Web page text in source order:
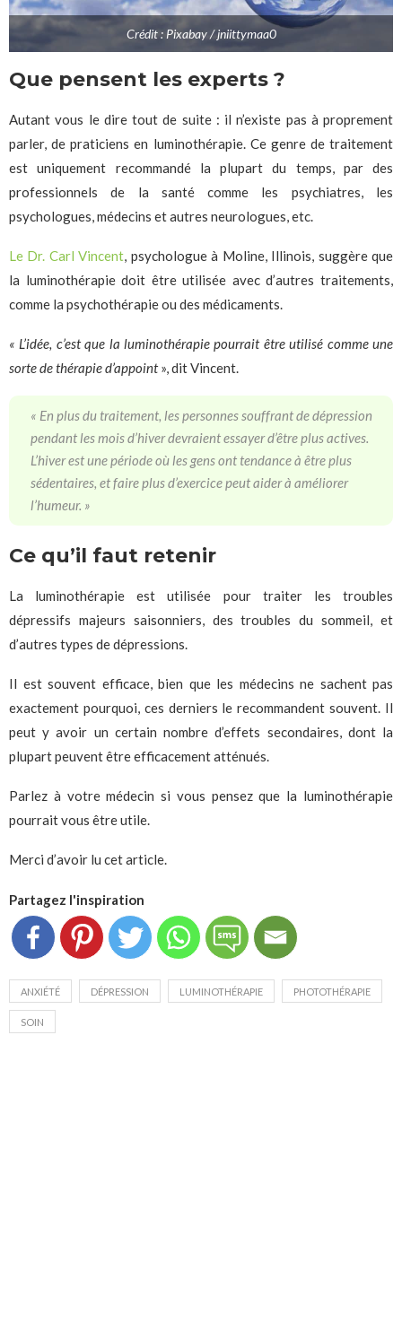
Crédit : Pixabay / jniittymaa0
Que pensent les experts ?
Autant vous le dire tout de suite : il n’existe pas à proprement
parler, de praticiens en luminothérapie. Ce genre de traitement
est uniquement recommandé la plupart du temps, par des
professionnels de la santé comme les psychiatres, les
psychologues, médecins et autres neurologues, etc.
Le Dr. Carl Vincent, psychologue à Moline, Illinois, suggère que
la luminothérapie doit être utilisée avec d’autres traitements,
comme la psychothérapie ou des médicaments.
« L’idée, c’est que la luminothérapie pourrait être utilisé comme une
sorte de thérapie d’appoint», dit Vincent.
« En plus du traitement, les personnes souffrant de dépression
pendant les mois d’hiver devraient essayer d’être plus actives.
L’hiver est une période où les gens ont tendance à être plus
sédentaires, et faire plus d’exercice peut aider à améliorer
l’humeur. »
Ce qu’il faut retenir
La luminothérapie est utilisée pour traiter les troubles
dépressifs majeurs saisonniers, des troubles du sommeil, et
d’autres types de dépressions.
Il est souvent efficace, bien que les médecins ne sachent pas
exactement pourquoi, ces derniers le recommandent souvent. Il
peut y avoir un certain nombre d’effets secondaires, dont la
plupart peuvent être efficacement atténués.
Parlez à votre médecin si vous pensez que la luminothérapie
pourrait vous être utile.
Merci d’avoir lu cet article.
Partagez l'inspiration
ANXIÉTÉ DÉPRESSION LUMINOTHÉRAPIE PHOTOTHÉRAPIE
SOIN